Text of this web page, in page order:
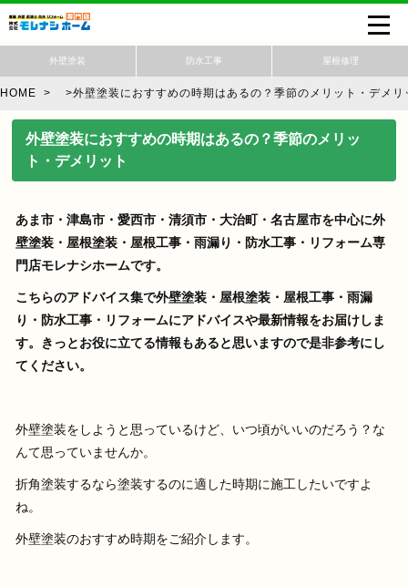
外壁塗装 防水工事 屋根修理
HOME > >外壁塗装におすすめの時期はあるの？季節のメリット・デメリ
外壁塗装におすすめの時期はあるの？季節のメリッ
ト・デメリット
あま市・津島市・愛西市・清須市・大治町・名古屋市を中心に外
壁塗装・屋根塗装・屋根工事・雨漏り・防水工事・リフォーム専
門店モレナシホームです。
こちらのアドバイス集で外壁塗装・屋根塗装・屋根工事・雨漏
り・防水工事・リフォームにアドバイスや最新情報をお届けしま
す。きっとお役に立てる情報もあると思いますので是非参考にし
てください。
外壁塗装をしようと思っているけど、いつ頃がいいのだろう？な
んて思っていませんか。
折角塗装するなら塗装するのに適した時期に施工したいですよ
ね。
外壁塗装のおすすめ時期をご紹介します。